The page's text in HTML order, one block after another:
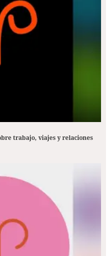
trabajo, viajes y relaciones